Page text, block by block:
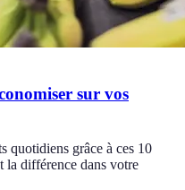
sur vos
quotidiens grâce à ces 10
la différence dans votre